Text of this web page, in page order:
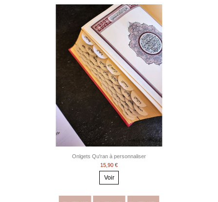
Onlgets Qu'ran à personnaliser
15,90 €
Voir